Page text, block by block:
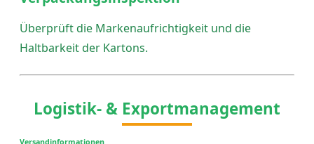
Überprüft die Markenaufrichtigkeit und die
Haltbarkeit der Kartons.
Logistik- & Exportmanagement
Versandinformationen